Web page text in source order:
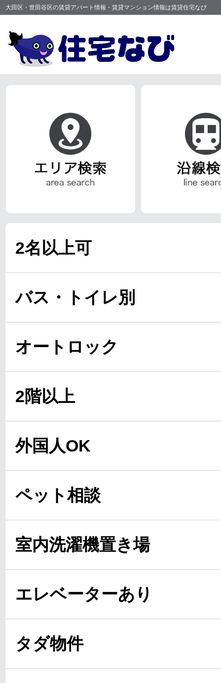
大田区・世田谷区の賃貸アパート情報・賃貸マンション情報は賃貸住宅なび
2名以上可
バス・トイレ別
オートロック
2階以上
外国人OK
ペット相談
室内洗濯機置き場
エレベーターあり
タダ物件